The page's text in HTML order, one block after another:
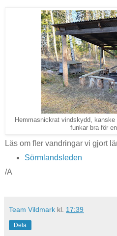
Hemmasnickrat vindskydd,
funkar bra för
Läs om fler vandringar vi gjort
Sörmlandsleden
/A
Team Vildmark kl. 17:39
Dela